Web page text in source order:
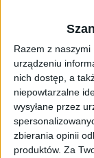
Razem z
urządzeniu
nich dostęp, a
niepowtarzalne
wysyłane przez
zbierania opinii
produktów. Za
licencyjne i
Monopoly
testach w
rozwój
markami
Czym